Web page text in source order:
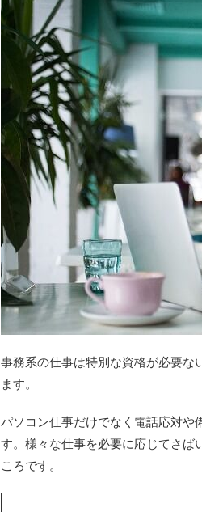
事務系の仕事は特別な資格が必要な
ます。
パソコン仕事だけでなく電話応対や
す。様々な仕事を必要に応じてさば
ころです。